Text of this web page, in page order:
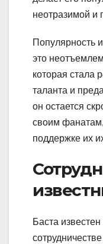
неотразимой и
Популярность
это
которая стала
таланта и
он остается
своим
поддержке их
Баста